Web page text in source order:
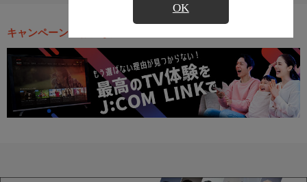
OK
キャンペーン・お得な情報